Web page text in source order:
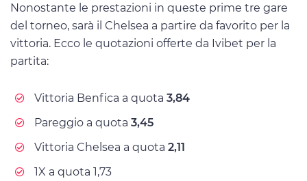
Nonostante le prestazioni in queste prime tre gare
del torneo, sarà il Chelsea a partire da favorito per la
vittoria. Ecco le quotazioni offerte da Ivibet per la
partita:
Vittoria Benfica a quota 3,84
Pareggio a quota 3,45
Vittoria Chelsea a quota 2,11
1X a quota 1,73